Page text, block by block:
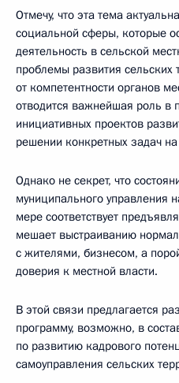
Отмечу, что эта тема
социальной сферы, которые
деятельность в сельской
проблемы развития сельских
от компетентности органов
отводится важнейшая роль в
инициативных проектов
решении конкретных задач
Однако не секрет, что
муниципального управления
мере соответствует
мешает выстраиванию
с жителями, бизнесом, а
доверия к местной власти.
В этой связи предлагается
программу, возможно, в
по развитию кадрового
самоуправления сельских